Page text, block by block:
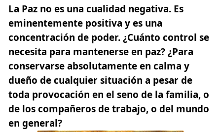
La Paz no es una cualidad negativa. Es
eminentemente positiva y es una
concentración de poder. ¿Cuánto control se
necesita para mantenerse en paz? ¿Para
conservarse absolutamente en calma y
dueño de cualquier situación a pesar de
toda provocación en el seno de la familia, o
de los compañeros de trabajo, o del mundo
en general?